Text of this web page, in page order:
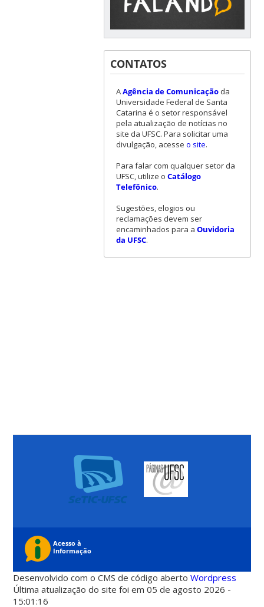
CONTATOS
AAgência de Comunicaçãoda
Universidade Federal de Santa
Catarina é o setor responsável
pela atualização de notícias no
site da UFSC. Para solicitar uma
divulgação, acesse o site.
Para falar com qualquer setor da
UFSC, utilize o Catálogo
Telefônico.
Sugestões, elogios ou
reclamações devem ser
encaminhados para a Ouvidoria
da UFSC.
Desenvolvido com o CMS de código abertoWordpress
Última atualização do site foi em 05 de agosto 2026 -
15:01:16